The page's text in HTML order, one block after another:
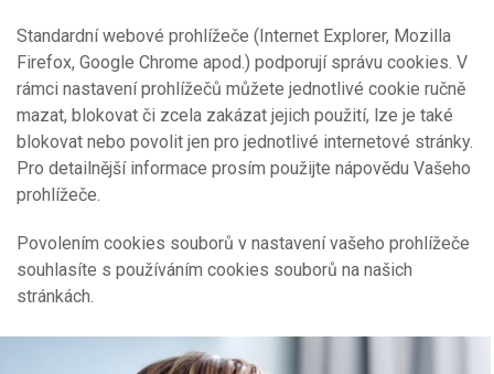
Standardní webové prohlížeče (Internet Explorer, Mozilla
Firefox, Google Chrome apod.) podporují správu cookies. V
rámci nastavení prohlížečů můžete jednotlivé cookie ručně
mazat, blokovat či zcela zakázat jejich použití, lze je také
blokovat nebo povolit jen pro jednotlivé internetové stránky.
Pro detailnější informace prosím použijte nápovědu Vašeho
prohlížeče.
Povolením cookies souborů v nastavení vašeho prohlížeče
souhlasíte s používáním cookies souborů na našich
stránkách.